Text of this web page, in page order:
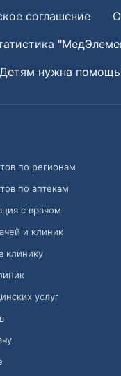
соглашение
Детям нужна
по регионам
по аптекам
с врачом
и клиник
клинику
услуг